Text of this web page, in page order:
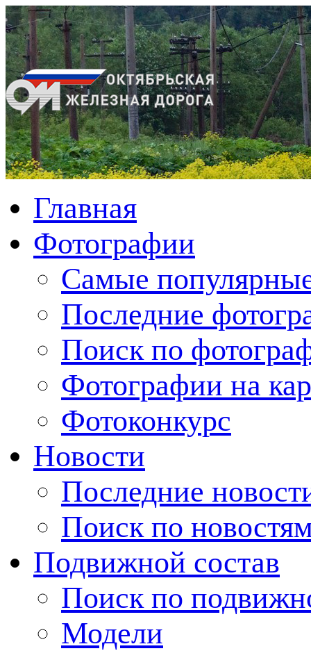
Главная
Фотографии
Cамые
Последние
Поиск по
Фотографии на
Фотоконкурс
Новости
Последние
Поиск по
Подвижной состав
Поиск по
Модели